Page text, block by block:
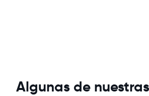
Algunas de